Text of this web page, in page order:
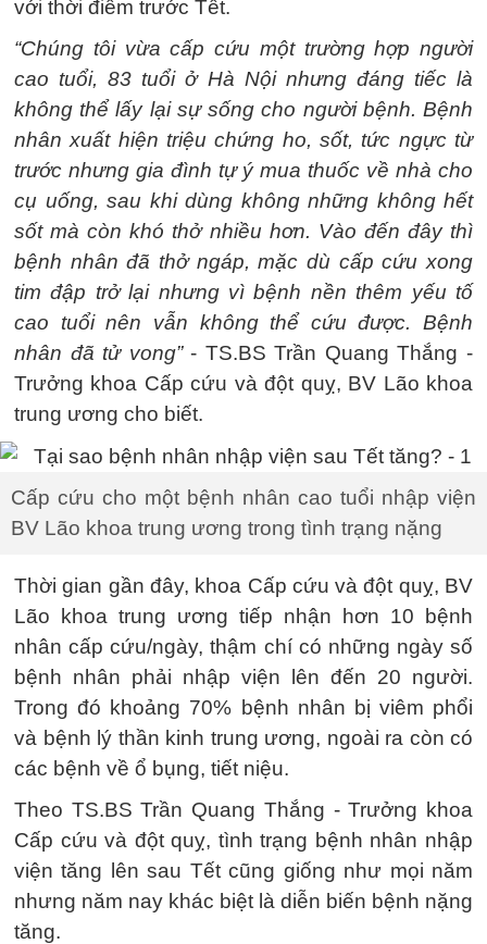
với thời điểm trước Tết.
“Chúng tôi vừa cấp cứu một trường hợp người
cao tuổi, 83 tuổi ở Hà Nội nhưng đáng tiếc là
không thể lấy lại sự sống cho người bệnh. Bệnh
nhân xuất hiện triệu chứng ho, sốt, tức ngực từ
trước nhưng gia đình tự ý mua thuốc về nhà cho
cụ uống, sau khi dùng không những không hết
sốt mà còn khó thở nhiều hơn. Vào đến đây thì
bệnh nhân đã thở ngáp, mặc dù cấp cứu xong
tim đập trở lại nhưng vì bệnh nền thêm yếu tố
cao tuổi nên vẫn không thể cứu được. Bệnh
nhân đã tử vong”- TS.BS Trần Quang Thắng -
Trưởng khoa Cấp cứu và đột quỵ, BV Lão khoa
trung ương cho biết.
Cấp cứu cho một bệnh nhân cao tuổi nhập viện
BV Lão khoa trung ương trong tình trạng nặng
Thời gian gần đây, khoa Cấp cứu và đột quỵ, BV
Lão khoa trung ương tiếp nhận hơn 10 bệnh
nhân cấp cứu/ngày, thậm chí có những ngày số
bệnh nhân phải nhập viện lên đến 20 người.
Trong đó khoảng 70% bệnh nhân bị viêm phổi
và bệnh lý thần kinh trung ương, ngoài ra còn có
các bệnh về ổ bụng, tiết niệu.
Theo TS.BS Trần Quang Thắng - Trưởng khoa
Cấp cứu và đột quỵ, tình trạng bệnh nhân nhập
viện tăng lên sau Tết cũng giống như mọi năm
nhưng năm nay khác biệt là diễn biến bệnh nặng
tăng.